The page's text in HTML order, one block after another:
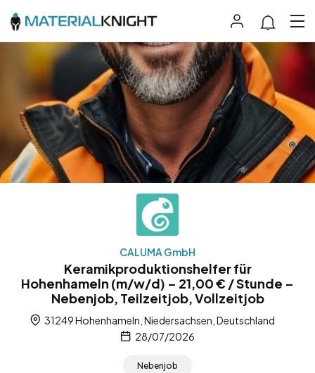
CALUMA GmbH
Keramikproduktionshelfer für
Hohenhameln (m/w/d) – 21,00 € / Stunde –
Nebenjob, Teilzeitjob, Vollzeitjob
31249 Hohenhameln, Niedersachsen, Deutschland
28/07/2026
Nebenjob